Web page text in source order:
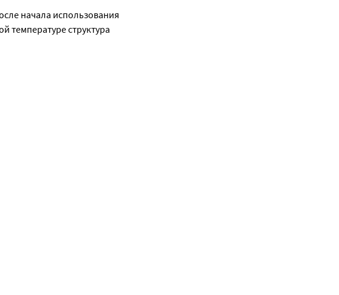
начала использования
температуре структура